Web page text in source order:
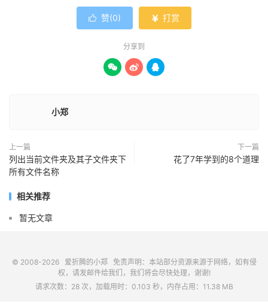
 赞(0)  打赏
分享到
  
小郑
上一篇
列出当前文件夹及其子文件夹下
所有文件名称
下一篇
花了7年学到的8个道理
相关推荐
暂无文章
© 2008-2026 爱折腾的小郑免责声明：本站部分资源来源于网络，如有侵
权，请发邮件给我们，我们将会尽快处理，谢谢!
请求次数：28 次，加载用时：0.103 秒，内存占用：11.38 MB